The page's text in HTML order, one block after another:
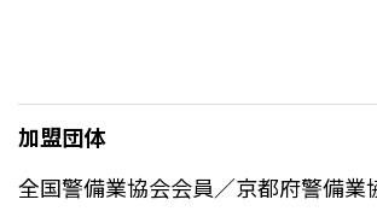
加盟団体
全国警備業協会会員／京都府警備業